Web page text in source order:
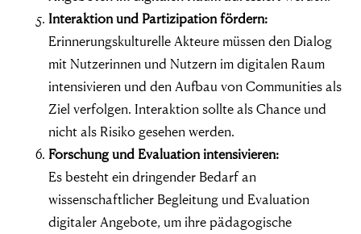
Interaktion und Partizipation fördern:
Erinnerungskulturelle Akteure müssen den Dialog
mit Nutzerinnen und Nutzern im digitalen Raum
intensivieren und den Aufbau von Communities als
Ziel verfolgen. Interaktion sollte als Chance und
nicht als Risiko gesehen werden.
Forschung und Evaluation intensivieren:
Es besteht ein dringender Bedarf an
wissenschaftlicher Begleitung und Evaluation
digitaler Angebote, um ihre pädagogische